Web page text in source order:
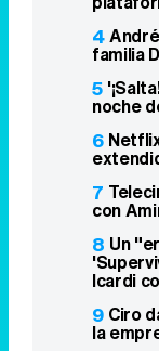
4
familia
5
noche
6
7
con
8 Un
Icardi
9 Ciro
la